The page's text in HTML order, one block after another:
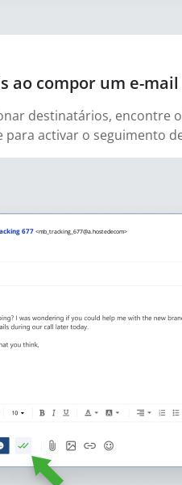
ao compor um e-mail
destinatários,
para activar o seguimento
677 <mb_tracking_677@a.hostedecom>